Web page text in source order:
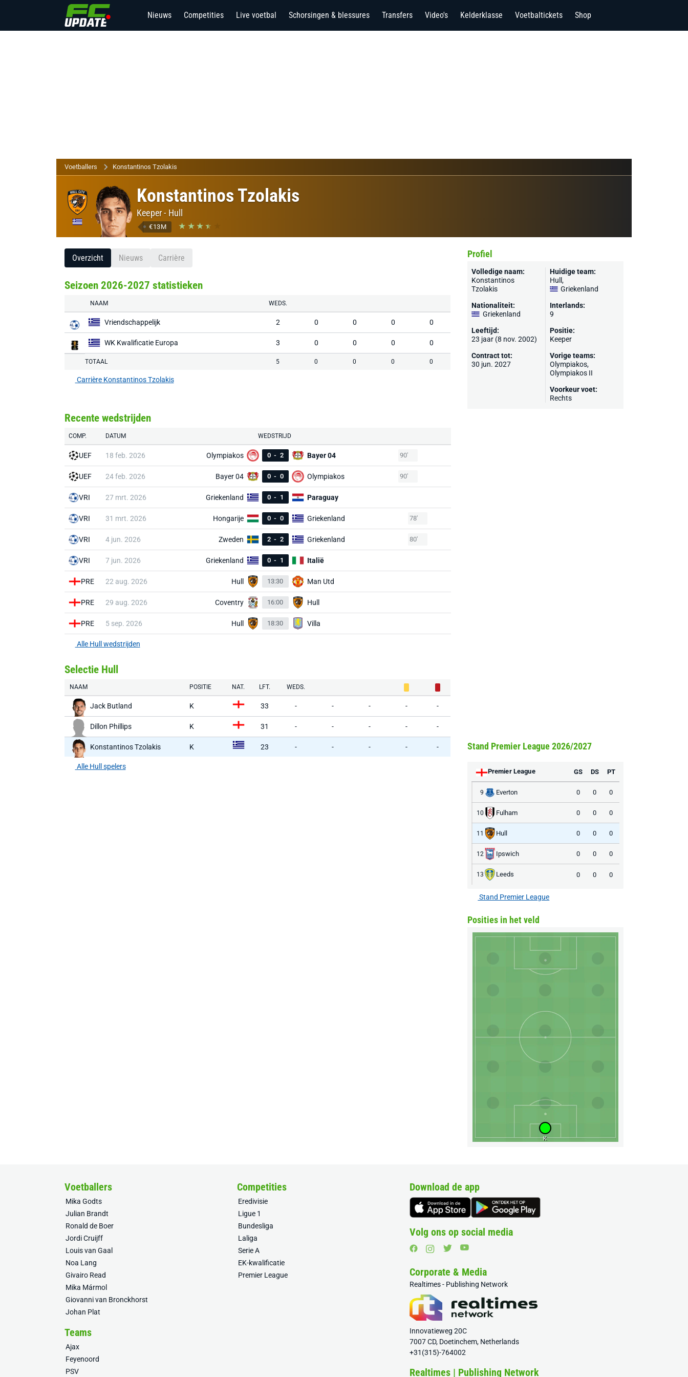
Nieuws Competities Live voetbal Schorsingen & blessures Transfers Video's Kelderklasse Voetbaltickets Shop
Voetballers Konstantinos Tzolakis
Konstantinos Tzolakis
Keeper- Hull
€13M
Overzicht Nieuws Carrière
Seizoen 2026-2027 statistieken
NAAM WEDS.
Vriendschappelijk 2 0 0 0 0
WK Kwalificatie Europa 3 0 0 0 0
TOTAAL 5 0 0 0 0
Carrière Konstantinos Tzolakis
Recente wedstrijden
COMP. DATUM WEDSTRIJD
UEF 18 feb. 2026 Olympiakos 0 - 2 Bayer 04 90'
UEF 24 feb. 2026 Bayer 04 0 - 0 Olympiakos 90'
VRI 27 mrt. 2026 Griekenland 0 - 1 Paraguay
VRI 31 mrt. 2026 Hongarije 0 - 0 Griekenland 78'
VRI 4 jun. 2026 Zweden 2 - 2 Griekenland 80'
VRI 7 jun. 2026 Griekenland 0 - 1 Italië
PRE 22 aug. 2026 Hull 13:30 Man Utd
PRE 29 aug. 2026 Coventry 16:00 Hull
PRE 5 sep. 2026 Hull 18:30 Villa
Alle Hull wedstrijden
Selectie Hull
NAAM POSITIE NAT. LFT. WEDS.
Jack Butland K 33 - - - - -
Dillon Phillips K 31 - - - - -
Konstantinos Tzolakis K 23 - - - - -
Alle Hull spelers
Profiel
Volledige naam:
Konstantinos
Tzolakis
Nationaliteit:
Griekenland
Leeftijd:
23 jaar (8 nov. 2002)
Contract tot:
30 jun. 2027
Huidige team:
Hull ,
Griekenland
Interlands:
9
Positie:
Keeper
Vorige teams:
Olympiakos,
Olympiakos II
Voorkeur voet:
Rechts
Stand Premier League 2026/2027
Premier League GS DS PT
9 Everton 0 0 0
10 Fulham 0 0 0
11 Hull 0 0 0
12 Ipswich 0 0 0
13 Leeds 0 0 0
Stand Premier League
Posities in het veld
K
Voetballers
Mika Godts
Julian Brandt
Ronald de Boer
Jordi Cruijff
Louis van Gaal
Noa Lang
Givairo Read
Mika Mármol
Giovanni van Bronckhorst
Johan Plat
Competities
Eredivisie
Ligue 1
Bundesliga
Laliga
Serie A
EK-kwalificatie
Premier League
Teams
Ajax
Feyenoord
PSV
Download de app
Volg ons op social media
Corporate & Media
Realtimes - Publishing Network
Innovatieweg 20C
7007 CD, Doetinchem, Netherlands
+31(315)-764002
Realtimes | Publishing Network